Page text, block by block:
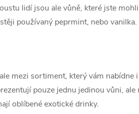
lidí jsou ale vůně, které jste
používaný peprmint, nebo
mezi sortiment, který vám
pouze jednu jedinou vůni,
oblíbené exotické drinky.